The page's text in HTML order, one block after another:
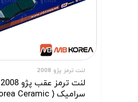
لنت ترمز پژو 2008
سرامیک ( MB-Korea Ceramic)